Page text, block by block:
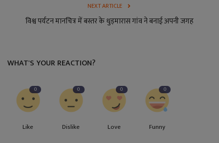
NEXT ARTICLE
विश्व पर्यटन मानचित्र में बस्तर के धुड़मारास गांव ने बनाई अपनी जगह
WHAT'S YOUR REACTION?
0
Like
0
Dislike
0
Love
0
Funny